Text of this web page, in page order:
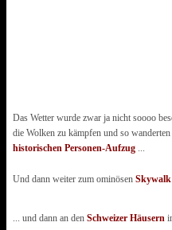
Das Wetter wurde zwar ja nicht soooo
die Wolken zu kämpfen und so
historischen Personen-Aufzug
Und dann weiter zum ominösen Skywalk
... und dann an den Schweizer Häusern